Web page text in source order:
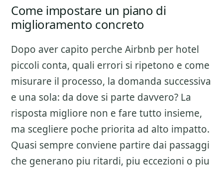
Come impostare un piano di
miglioramento concreto
Dopo aver capito perche Airbnb per hotel
piccoli conta, quali errori si ripetono e come
misurare il processo, la domanda successiva
e una sola: da dove si parte davvero? La
risposta migliore non e fare tutto insieme,
ma scegliere poche priorita ad alto impatto.
Quasi sempre conviene partire dai passaggi
che generano piu ritardi, piu eccezioni o piu